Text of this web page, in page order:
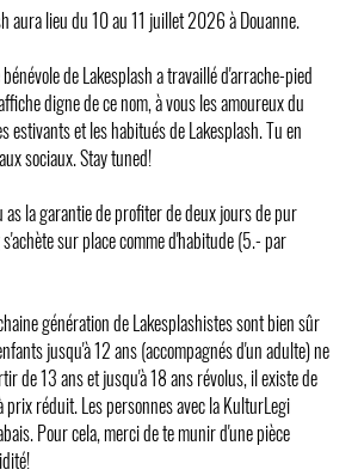
aura lieu du 10 au 11 juillet 2026 à Douanne.
de Lakesplash a travaillé d'arrache-pied
digne de ce nom, à vous les amoureux du
estivants et les habitués de Lakesplash. Tu en
sociaux. Stay tuned!
as la garantie de profiter de deux jours de pur
sur place comme d'habitude (5.- par
génération de Lakesplashistes sont bien sûr
jusqu'à 12 ans (accompagnés d'un adulte) ne
de 13 ans et jusqu'à 18 ans révolus, il existe de
prix réduit. Les personnes avec la KulturLegi
Pour cela, merci de te munir d'une pièce